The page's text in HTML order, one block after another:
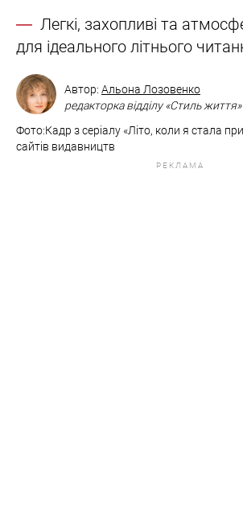
Легкі, захопливі та
для ідеального літнього
Автор: Альона Лозовенко
редакторка відділу «Стиль життя»
Фото:Кадр з серіалу «Літо, коли я стала
сайтів видавництв
РЕКЛАМА